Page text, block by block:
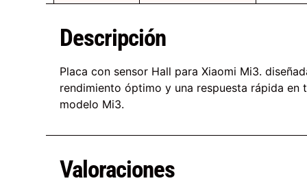
Descripción
Placa con sensor Hall para Xiaomi Mi3.
rendimiento óptimo y una respuesta rápida
modelo Mi3.
Valoraciones